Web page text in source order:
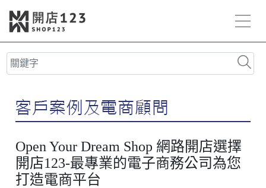
Open Your Dream Shop 網路開店選擇
開店123-最專業的電子商務公司為您
打造電商平台